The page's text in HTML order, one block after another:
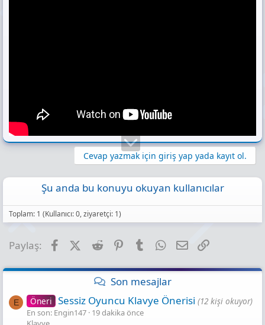
Cevap yazmak için giriş yap yada kayıt ol.
Şu anda bu konuyu okuyan kullanıcılar
Toplam: 1 (Kullanıcı: 0, ziyaretçi: 1)
Paylaş: FacebookX (Twitter)
Reddit PinterestTumblr WhatsApp
E-posta
Son mesajlar
E Öneri Sessiz Oyuncu Klavye Önerisi (12 kişi okuyor)
En son: Engin147 19 dakika önce